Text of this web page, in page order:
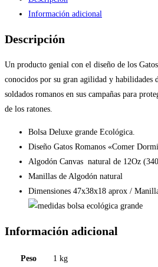
Información adicional
Descripción
Un producto genial con el diseño de los
conocidos por su gran agilidad y habilidades
soldados romanos en sus campañas para
de los ratones.
Bolsa Deluxe grande Ecológica.
Diseño Gatos Romanos «Comer
Algodón Canvas natural de 12Oz
Manillas de Algodón natural
Dimensiones 47x38x18 aprox /
Información adicional
Peso
1 kg